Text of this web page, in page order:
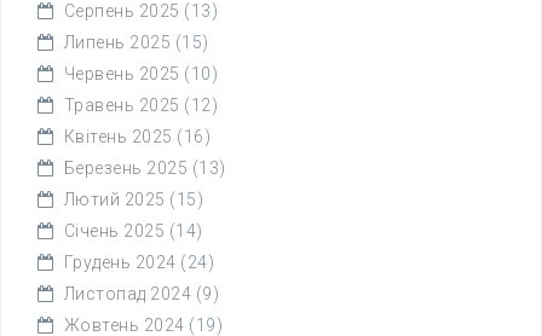
Серпень 2025 (13)
Липень 2025 (15)
Червень 2025 (10)
Травень 2025 (12)
Квітень 2025 (16)
Березень 2025 (13)
Лютий 2025 (15)
Січень 2025 (14)
Грудень 2024 (24)
Листопад 2024 (9)
Жовтень 2024 (19)